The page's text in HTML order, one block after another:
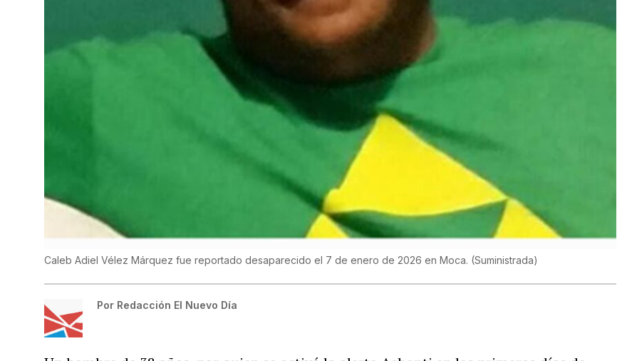
Caleb Adiel Vélez Márquez fue reportado desaparecido el 7 de enero de 2026 en Moca. (Suministrada)
Por Redacción El Nuevo Día